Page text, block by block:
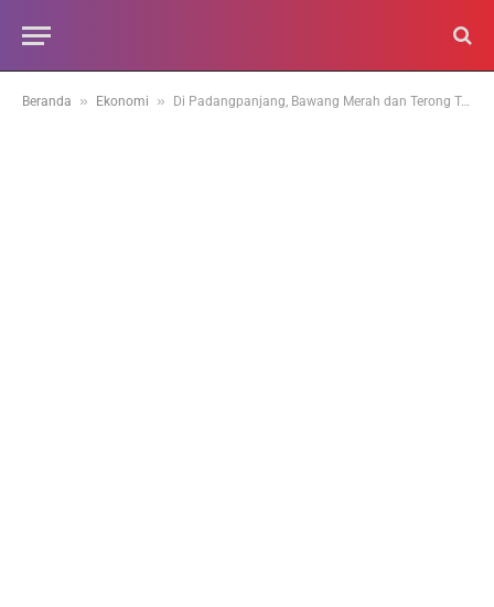
Beranda » Ekonomi » Di Padangpanjang, Bawang Merah dan Terong Turun Harga